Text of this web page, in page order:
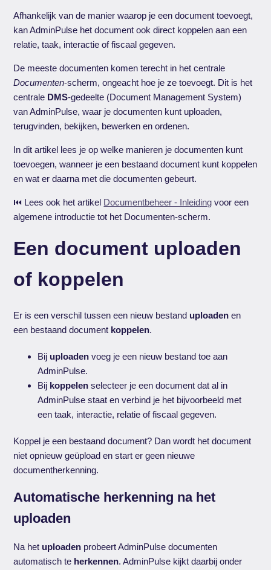
Afhankelijk van de manier waarop je een document toevoegt,
kan AdminPulse het document ook direct koppelen aan een
relatie, taak, interactie of fiscaal gegeven.
De meeste documenten komen terecht in het centrale
Documenten-scherm, ongeacht hoe je ze toevoegt. Dit is het
centrale DMS-gedeelte (Document Management System)
van AdminPulse, waar je documenten kunt uploaden,
terugvinden, bekijken, bewerken en ordenen.
In dit artikel lees je op welke manieren je documenten kunt
toevoegen, wanneer je een bestaand document kunt koppelen
en wat er daarna met die documenten gebeurt.
⏮️ Lees ook het artikel Documentbeheer - Inleiding voor een
algemene introductie tot het Documenten-scherm.
Een document uploaden
of koppelen
Er is een verschil tussen een nieuw bestand uploaden en
een bestaand document koppelen.
Bij uploaden voeg je een nieuw bestand toe aan
AdminPulse.
Bij koppelen selecteer je een document dat al in
AdminPulse staat en verbind je het bijvoorbeeld met
een taak, interactie, relatie of fiscaal gegeven.
Koppel je een bestaand document? Dan wordt het document
niet opnieuw geüpload en start er geen nieuwe
documentherkenning.
Automatische herkenning na het
uploaden
Na het uploaden probeert AdminPulse documenten
automatisch te herkennen. AdminPulse kijkt daarbij onder